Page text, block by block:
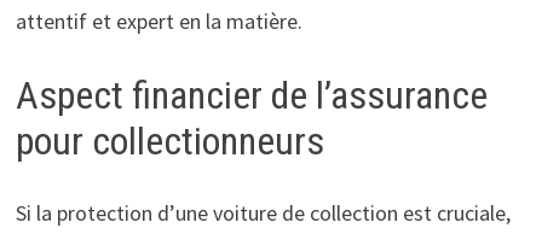
attentif et expert en la matière.
Aspect financier de l’assurance
pour collectionneurs
Si la protection d’une voiture de collection est cruciale,